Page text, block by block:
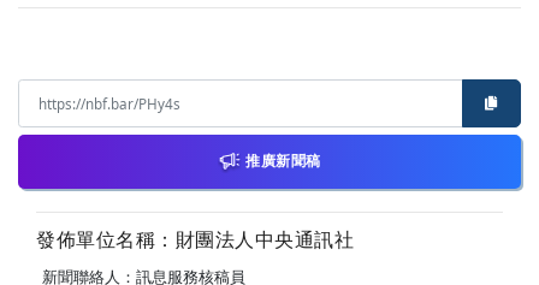
推廣新聞稿
發佈單位名稱：財團法人中央通訊社
新聞聯絡人：訊息服務核稿員